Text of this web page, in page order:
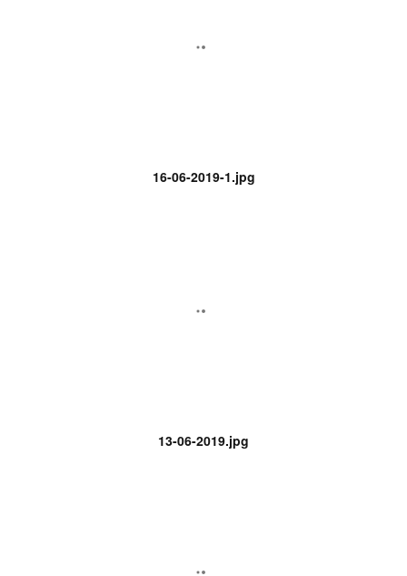
16-06-2019-1.jpg
13-06-2019.jpg